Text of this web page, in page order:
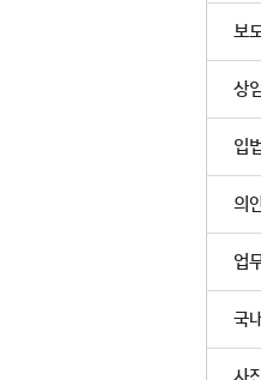
보
상
입
의
업
국